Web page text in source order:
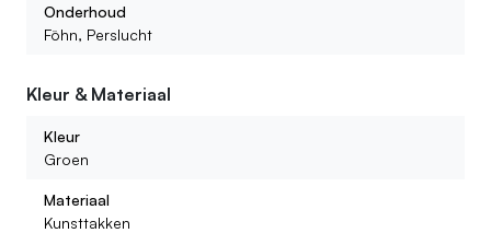
Kan ik ook kant en klare boeketten of bloemstukken
bestellen?
Wat voor kunstbloemen kan ik bij jullie vinden?
Onderhoud
Föhn, Perslucht
Kleur & Materiaal
Kleur
Groen
Materiaal
Kunsttakken